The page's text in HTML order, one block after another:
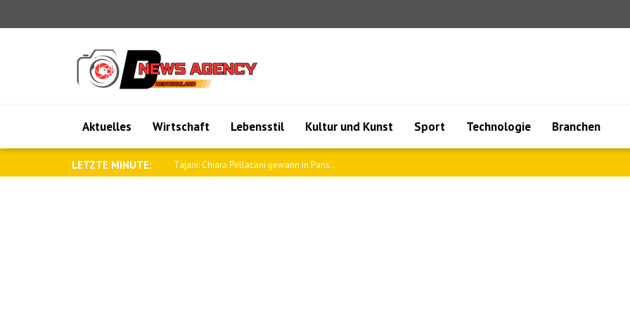
Aktuelles Wirtschaft Lebensstil Kultur und Kunst Sport Technologie Branchen
LETZTE MINUTE: Sybiha: Russland muss seine Angriffe auf..